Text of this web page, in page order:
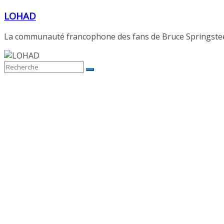
Passer
contenu
LOHAD
La communauté francophone des fans de Bruce